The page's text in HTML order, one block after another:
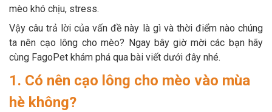
Chính sách đổi trả
mèo khó chịu, stress.
Vậy câu trả lời của vấn đề này là gì và thời điểm nào chúng
ta nên cạo lông cho mèo? Ngay bây giờ mời các bạn hãy
cùng FagoPet khám phá qua bài viết dưới đây nhé.
1. Có nên cạo lông cho mèo vào mùa
hè không?